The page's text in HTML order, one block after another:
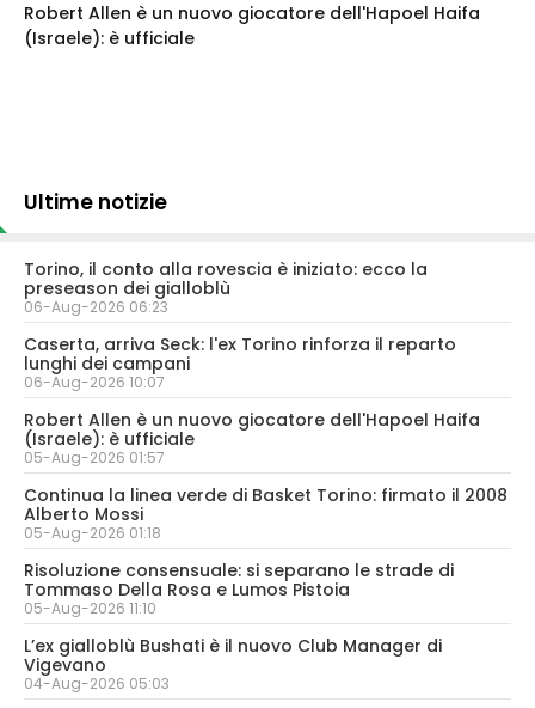
Robert Allen è un nuovo giocatore dell'Hapoel Haifa
(Israele): è ufficiale
Ultime notizie
Torino, il conto alla rovescia è iniziato: ecco la
preseason dei gialloblù
06-Aug-2026 06:23
Caserta, arriva Seck: l'ex Torino rinforza il reparto
lunghi dei campani
06-Aug-2026 10:07
Robert Allen è un nuovo giocatore dell'Hapoel Haifa
(Israele): è ufficiale
05-Aug-2026 01:57
Continua la linea verde di Basket Torino: firmato il 2008
Alberto Mossi
05-Aug-2026 01:18
Risoluzione consensuale: si separano le strade di
Tommaso Della Rosa e Lumos Pistoia
05-Aug-2026 11:10
L’ex gialloblù Bushati è il nuovo Club Manager di
Vigevano
04-Aug-2026 05:03